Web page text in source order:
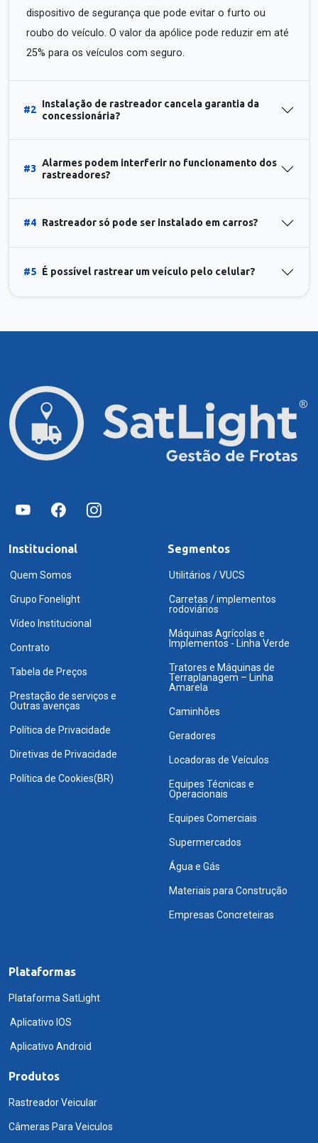
dispositivo de segurança que pode evitar o furto ou
roubo do veículo. O valor da apólice pode reduzir em até
25% para os veículos com seguro.
#2
Instalação de rastreador cancela garantia da
concessionária?
#3
Alarmes podem interferir no funcionamento dos
rastreadores?
#4 Rastreador só pode ser instalado em carros?
#5 É possível rastrear um veículo pelo celular?
Institucional
Quem Somos
Grupo Fonelight
Vídeo Institucional
Contrato
Tabela de Preços
Prestação de serviços e
Outras avenças
Política de Privacidade
Diretivas de Privacidade
Política de Cookies(BR)
Segmentos
Utilitários / VUCS
Carretas / implementos
rodoviários
Máquinas Agrícolas e
Implementos - Linha Verde
Tratores e Máquinas de
Terraplanagem – Linha
Amarela
Caminhões
Geradores
Locadoras de Veículos
Equipes Técnicas e
Operacionais
Equipes Comerciais
Supermercados
Água e Gás
Materiais para Construção
Empresas Concreteiras
Plataformas
Plataforma SatLight
Aplicativo IOS
Aplicativo Android
Produtos
Rastreador Veicular
Câmeras Para Veiculos